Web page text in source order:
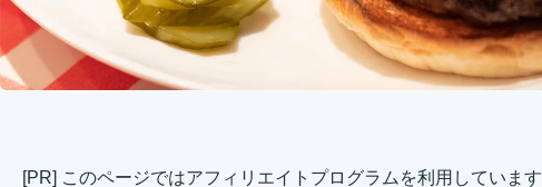
[PR] このページではアフィリエイトプログラムを利用しています